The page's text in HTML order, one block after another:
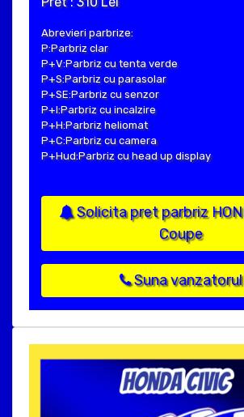
Abrevieri parbrize:
P:Parbriz clar
P+V:Parbriz cu tenta verde
P+S:Parbriz cu parasolar
P+SE:Parbriz cu senzor
P+I:Parbriz cu incalzire
P+H:Parbriz heliomat
P+C:Parbriz cu camera
P+Hud:Parbriz cu head up display
Solicita pret parbriz
Coupe
Suna vanzatorul